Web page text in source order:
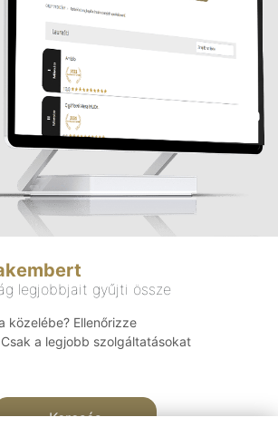
legjobbjait gyűjti össze
közelébe? Ellenőrizze
a legjobb szolgáltatásokat
Keresés